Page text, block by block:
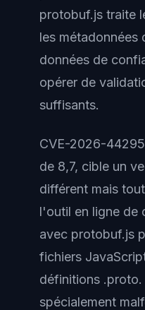
protobuf.js traite
les métadonnées
données de
opérer de
suffisants.
CVE-2026-
de 8,7, cible un
différent mais
l'outil en ligne de
avec protobuf.js
fichiers
définitions .proto.
spécialement